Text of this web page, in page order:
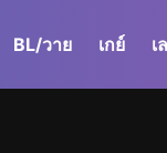
BL/วาย เกย์ เ